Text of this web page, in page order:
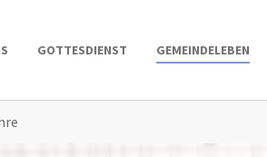
GOTTESDIENST GEMEINDELEBEN